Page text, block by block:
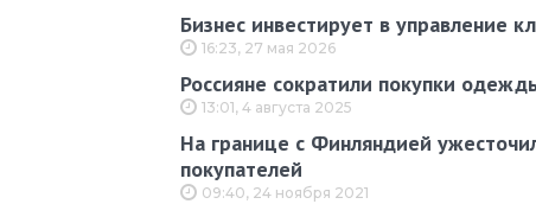
Бизнес инвестирует в управление
16:23, 27 мая 2026
Россияне сократили покупки
13:01, 4 августа 2025
На границе с Финляндией
покупателей
09:40, 24 ноября 2021